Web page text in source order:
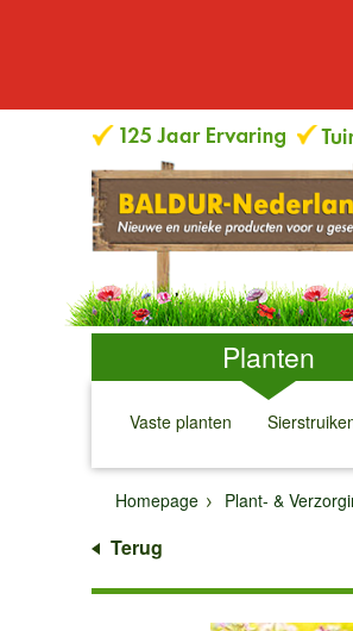
Planten
Vaste planten
↓ ↓
Homepage
Plant- &
Terug